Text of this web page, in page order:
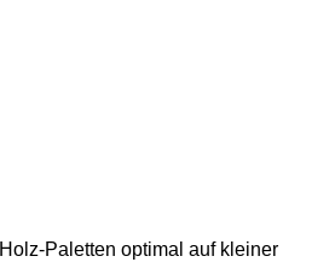
Holz-Paletten optimal auf kleiner